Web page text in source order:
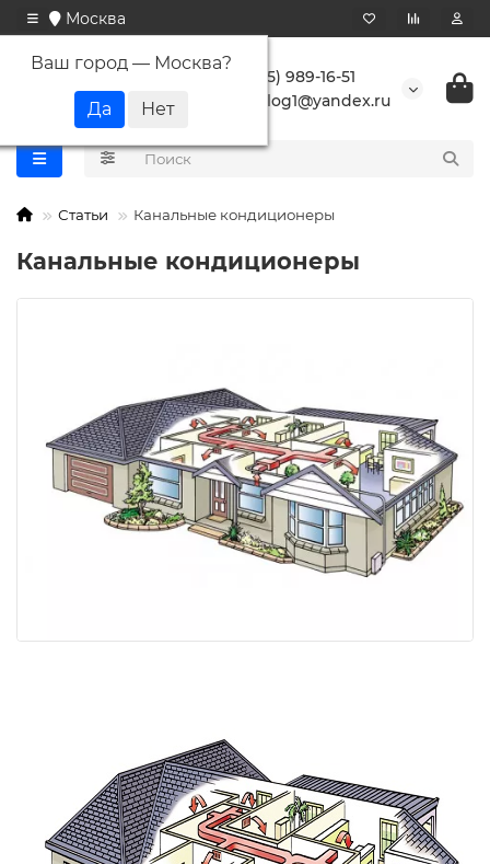
Москва
Ваш город — Москва?
+7 (495) 989-16-51
buranlog1@yandex.ru
Статьи Канальные кондиционеры
Канальные кондиционеры